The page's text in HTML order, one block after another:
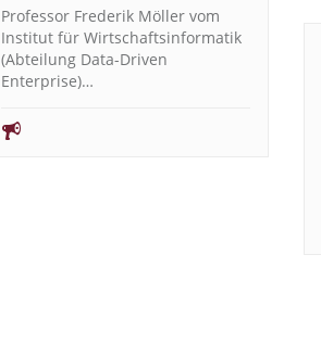
Professor Frederik Möller vom
Institut für Wirtschaftsinformatik
(Abteilung Data-Driven
Enterprise)…